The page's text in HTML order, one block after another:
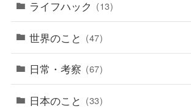
ライフハック (13)
世界のこと (47)
日常・考察 (67)
日本のこと (33)